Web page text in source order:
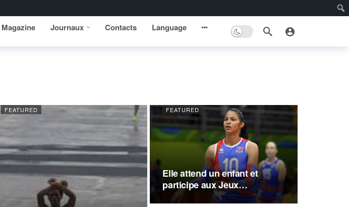
Magazine Journaux Contacts Language
FEATURED FEATURED
Elle attend un enfant et
participe aux Jeux
olympiques